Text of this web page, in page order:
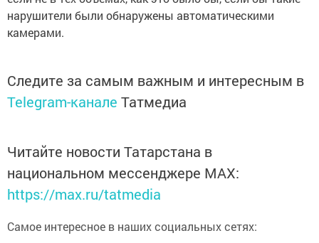
нарушители были обнаружены автоматическими
камерами.
Следите за самым важным и интересным в
Telegram-канале Татмедиа
Читайте новости Татарстана в
национальном мессенджере MАХ:
https://max.ru/tatmedia
Самое интересное в наших социальных сетях: